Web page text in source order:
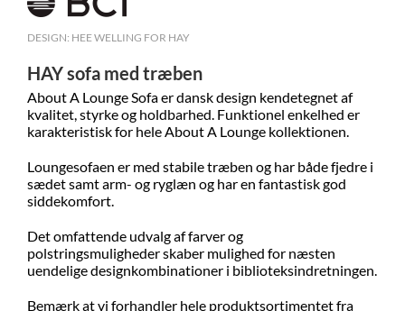
DESIGN: HEE WELLING FOR HAY
HAY sofa med træben
About A Lounge Sofaer dansk design kendetegnet af
kvalitet, styrke og holdbarhed. Funktionel enkelhed er
karakteristisk for hele About A Lounge kollektionen.
Loungesofaen er med stabile træben og har både fjedre i
sædet samt arm- og ryglæn og har en fantastisk god
siddekomfort.
Det omfattende udvalg af farverog
polstringsmulighederskaber mulighed for næsten
uendelige designkombinationer i biblioteksindretningen.
Bemærk at vi forhandler hele produktsortimentet fra